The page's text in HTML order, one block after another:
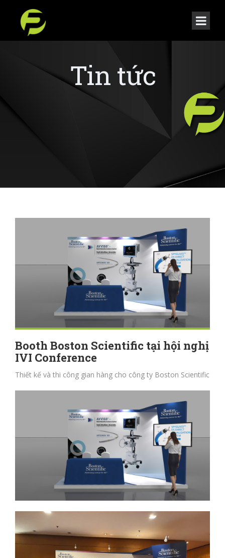
Tin tức
Booth Boston Scientific tại hội nghị
IVI Conference
Thiết kế và thi công gian hàng cho công ty Boston Scientific